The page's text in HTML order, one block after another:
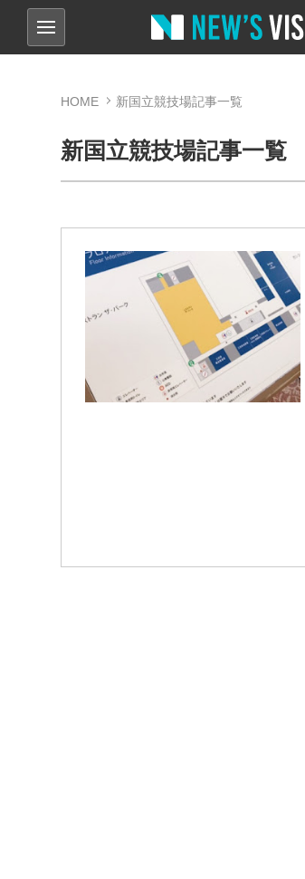
HOME 新国立競技場記事一覧
新国立競技場記事一覧